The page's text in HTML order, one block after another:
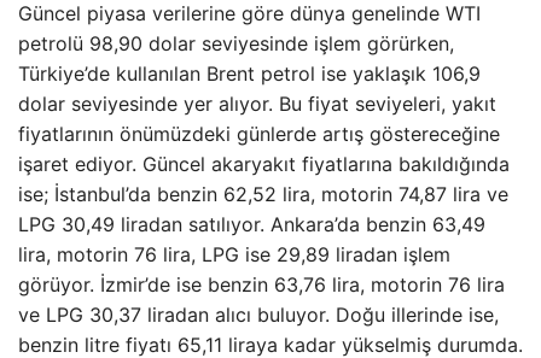
Güncel piyasa verilerine göre dünya genelinde WTI
petrolü 98,90 dolar seviyesinde işlem görürken,
Türkiye’de kullanılan Brent petrol ise yaklaşık 106,9
dolar seviyesinde yer alıyor. Bu fiyat seviyeleri, yakıt
fiyatlarının önümüzdeki günlerde artış göstereceğine
işaret ediyor. Güncel akaryakıt fiyatlarına bakıldığında
ise; İstanbul’da benzin 62,52 lira, motorin 74,87 lira ve
LPG 30,49 liradan satılıyor. Ankara’da benzin 63,49
lira, motorin 76 lira, LPG ise 29,89 liradan işlem
görüyor. İzmir’de ise benzin 63,76 lira, motorin 76 lira
ve LPG 30,37 liradan alıcı buluyor. Doğu illerinde ise,
benzin litre fiyatı 65,11 liraya kadar yükselmiş durumda.